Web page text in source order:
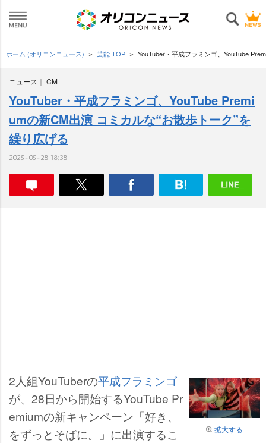
ホーム (オリコンニュース) 芸能 TOP YouTuber・平成フラミンゴ、YouTube
ニュース CM
YouTuber・平成フラミンゴ、YouTube Premi
umの新CM出演 コミカルな“お散歩トーク”を
繰り広げる
2025-05-28 18:38
拡大する
2人組YouTuberの平成フラミンゴ
が、28日から開始するYouTube Pr
emiumの新キャンペーン「好き、
をずっとそばに。」に出演するこ